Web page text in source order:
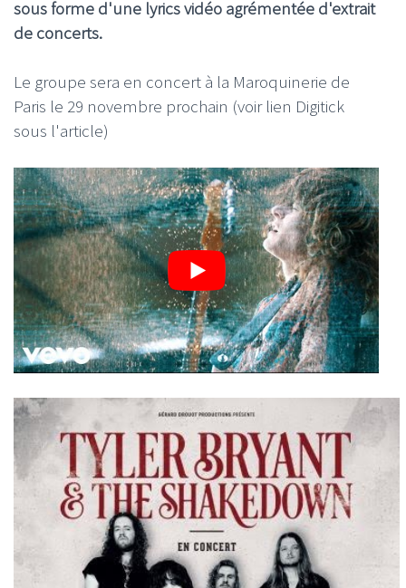
sous forme d'une lyrics vidéo agrémentée d'extrait
de concerts.
Le groupe sera en concert à la Maroquinerie de
Paris le 29 novembre prochain (voir lien Digitick
sous l'article)